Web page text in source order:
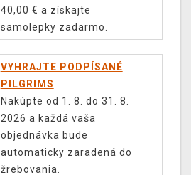
40,00 € a získajte
samolepky zadarmo.
VYHRAJTE PODPÍSANÉ
PILGRIMS
Nakúpte od 1. 8. do 31. 8.
2026 a každá vaša
objednávka bude
automaticky zaradená do
žrebovania.